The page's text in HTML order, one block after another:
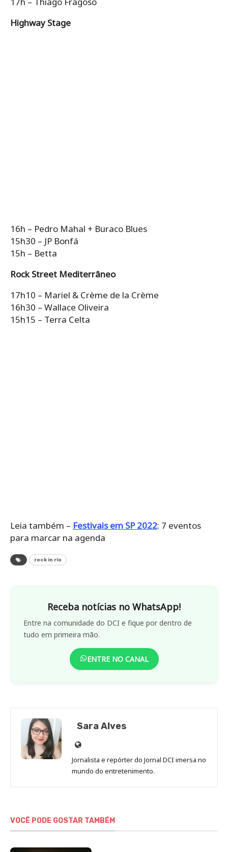
Highway Stage
16h – Pedro Mahal + Buraco Blues
15h30 – JP Bonfá
15h – Betta
Rock Street Mediterrâneo
17h10 – Mariel & Crème de la Crème
16h30 – Wallace Oliveira
15h15 – Terra Celta
Leia também – Festivais em SP 2022: 7 eventos
para marcar na agenda
rock in rio
Receba notícias no WhatsApp!
Entre na comunidade do DCI e fique por dentro de
tudo em primeira mão.
ENTRE NO CANAL
Sara Alves
Site
de
Sara
Jornalista e repórter do Jornal DCI imersa no
mundo do entretenimento.
VOCÊ PODE GOSTAR TAMBÉM